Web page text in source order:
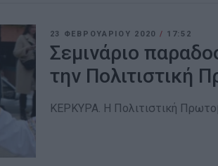
23 ΦΕΒΡΟΥΑΡΊΟΥ 2020 / 17:52
Σεμινάριο
την Πολιτιστική
ΚΕΡΚΥΡΑ. Η Πολιτιστική